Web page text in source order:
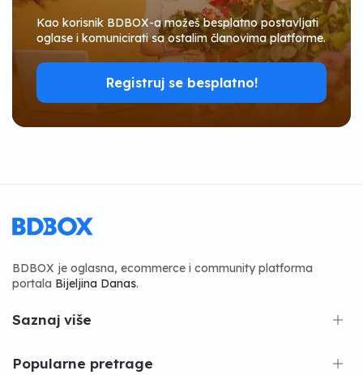
Kao korisnik BDBOX-a možeš besplatno postavljati
oglase i komunicirati sa ostalim članovima platforme.
Registruj se besplatno!
BDBOX je oglasna, ecommerce i community platforma
portala Bijeljina Danas.
Saznaj više
Popularne pretrage